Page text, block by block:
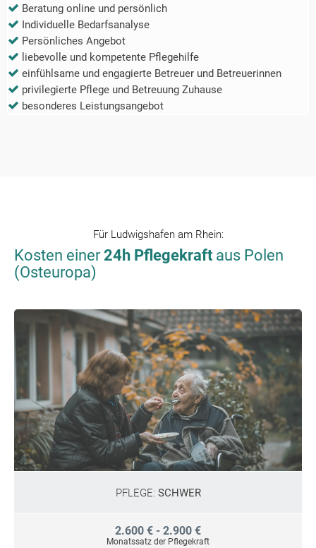
Beratung online und persönlich
Individuelle Bedarfsanalyse
Persönliches Angebot
liebevolle und kompetente Pflegehilfe
einfühlsame und engagierte Betreuer und Betreuerinnen
privilegierte Pflege und Betreuung Zuhause
besonderes Leistungsangebot
Für Ludwigshafen am Rhein:
Kosten einer24h Pflegekraft aus Polen
(Osteuropa)
PFLEGE: SCHWER
2.600 € - 2.900 €
Monatssatz der Pflegekraft